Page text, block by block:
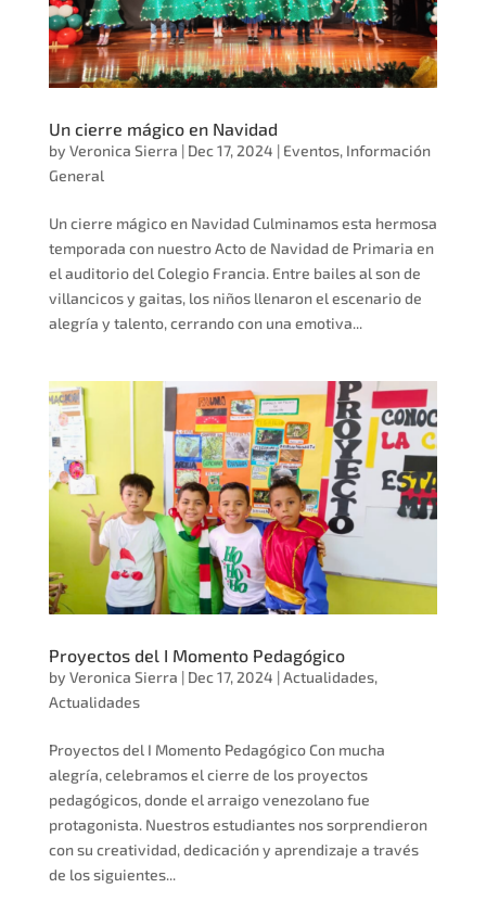
Un cierre mágico en Navidad
by Veronica Sierra | Dec 17, 2024 | Eventos, Información
General
Un cierre mágico en Navidad Culminamos esta hermosa
temporada con nuestro Acto de Navidad de Primaria en
el auditorio del Colegio Francia. Entre bailes al son de
villancicos y gaitas, los niños llenaron el escenario de
alegría y talento, cerrando con una emotiva...
Proyectos del I Momento Pedagógico
by Veronica Sierra | Dec 17, 2024 |Actualidades,
Actualidades
Proyectos del I Momento Pedagógico Con mucha
alegría, celebramos el cierre de los proyectos
pedagógicos, donde el arraigo venezolano fue
protagonista. Nuestros estudiantes nos sorprendieron
con su creatividad, dedicación y aprendizaje a través
de los siguientes...